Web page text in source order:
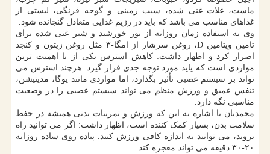
ماست، غلات غنی شده، سیب زمینی و گوجه فرنگی، لیستی از
غذاهای مناسب می باشد که باید در رژیم غذایی متعادل گنجانده شود.
وی به استفاده زمان روزانه از نور خورشید و شیر غنی شده برای
تامین ویتامین D، روغن سرشار از امگا-۳ مثل روغن زیتون و کنجد
اصرار کرد و اظهار داشت: کاهش استرس یکی از با اهمیت ترین
مواردی است که یاید مورد توجه جدی قرار گیرد. هرچند استرس می
تواند بر سیستم عصبی تأثیر بگذارد، اما مواردی مانند یوگا، مدیتیشن،
تنفس عمیق و ورزش منظم می تواند سیستم عصبی را در وضعیت
مناسبی نگه دارد.
محمدیان با اشاره به این که ورزش و تمرینات بدنی همیشه در حفظ
سلامت بدن، بسیار کمک کننده است، اظهار داشت: اگر می توانید راه
بروید، می توانید به اندازه کافی ورزش کنید. پیاده روی ساده روزانه
۲۰-۳۰ دقیقه می تواند معجزه کند.